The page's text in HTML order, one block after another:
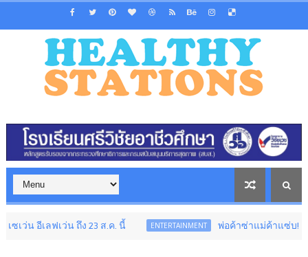
ว่น ถึง 23 ส.ค. นี้ ENTERTAINMENT พ่อค้าซ่าแม่ค้าแซ่บ!!สุดช็อค..เปิด